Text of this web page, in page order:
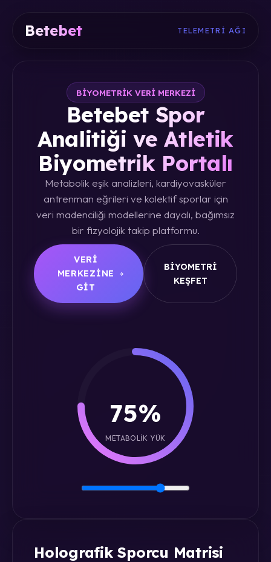
Betebet TELEMETRI AĞI
BIYOMETRIK VERI MERKEZI
Betebet Spor
Analitiği ve Atletik
Biyometrik Portalı
Metabolik eşik analizleri, kardiyovasküler
antrenman eğrileri ve kolektif sporlar için
veri madenciliği modellerine dayalı, bağımsız
bir fizyolojik takip platformu.
VERI
MERKEZINE
GIT
BIYOMETRI
KEŞFET
75%
METABOLIK YÜK
Holografik Sporcu Matrisi